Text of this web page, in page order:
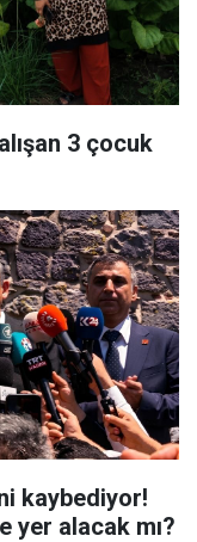
3 çocuk
kaybediyor!
yer alacak mı?